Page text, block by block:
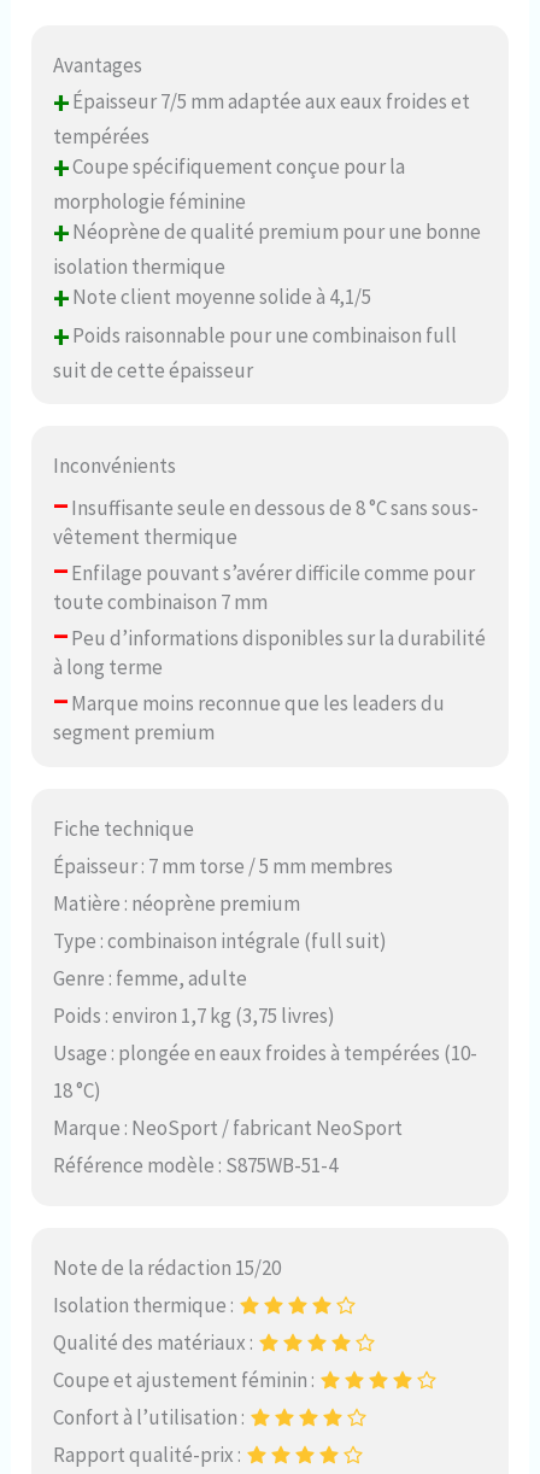
Avantages
+Épaisseur 7/5 mm adaptée aux eaux froides et
tempérées
+Coupe spécifiquement conçue pour la
morphologie féminine
+Néoprène de qualité premium pour une bonne
isolation thermique
+Note client moyenne solide à 4,1/5
+Poids raisonnable pour une combinaison full
suit de cette épaisseur
Inconvénients
–Insuffisante seule en dessous de 8 °C sans sous-
vêtement thermique
–Enfilage pouvant s’avérer difficile comme pour
toute combinaison 7 mm
–Peu d’informations disponibles sur la durabilité
à long terme
–Marque moins reconnue que les leaders du
segment premium
Fiche technique
Épaisseur : 7 mm torse / 5 mm membres
Matière : néoprène premium
Type : combinaison intégrale (full suit)
Genre : femme, adulte
Poids : environ 1,7 kg (3,75 livres)
Usage : plongée en eaux froides à tempérées (10-
18 °C)
Marque : NeoSport / fabricant NeoSport
Référence modèle : S875WB-51-4
Note de la rédaction 15/20
Isolation thermique :
Qualité des matériaux :
Coupe et ajustement féminin :
Confort à l’utilisation :
Rapport qualité-prix :